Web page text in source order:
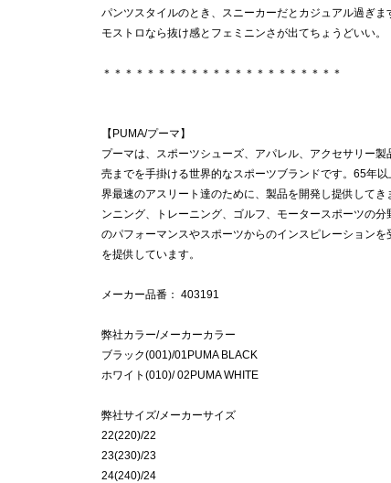
パンツスタイルのとき、スニーカーだとカジュアル過ぎま
モストロなら抜け感とフェミニンさが出てちょうどいい。
＊＊＊＊＊＊＊＊＊＊＊＊＊＊＊＊＊＊＊＊＊＊
【PUMA/プーマ】
プーマは、スポーツシューズ、アパレル、アクセサリー製
売までを手掛ける世界的なスポーツブランドです。65年
界最速のアスリート達のために、製品を開発し提供してき
ンニング、トレーニング、ゴルフ、モータースポーツの
のパフォーマンスやスポーツからのインスピレーション
を提供しています。
メーカー品番： 403191
弊社カラー/メーカーカラー
ブラック(001)/01PUMA BLACK
ホワイト(010)/ 02PUMA WHITE
弊社サイズ/メーカーサイズ
22(220)/22
23(230)/23
24(240)/24